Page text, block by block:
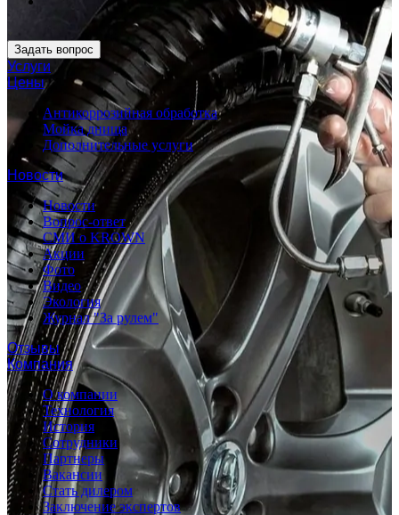
Задать вопрос
Услуги
Цены
Антикоррозийная обработка
Мойка днища
Дополнительные услуги
Новости
Новости
Вопрос-ответ
СМИ о KROWN
Акции
Фото
Видео
Экология
Журнал "За рулем"
Отзывы
Компания
О компании
Технология
История
Сотрудники
Партнеры
Вакансии
Стать дилером
Заключение экспертов